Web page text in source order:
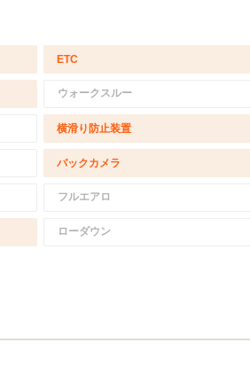
ETC
ウォークスルー
横滑り防止装置
バックカメラ
フルエアロ
ローダウン